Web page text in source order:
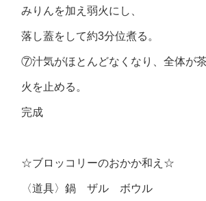
みりんを加え弱火にし、
落し蓋をして約3分位煮る。
⑦汁気がほとんどなくなり、全体が
火を止める。
完成
☆ブロッコリーのおかか和え☆
〈道具〉鍋 ザル ボウル